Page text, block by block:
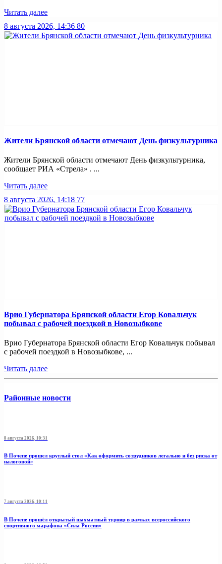
Читать далее
8 августа 2026, 14:36 80
Жители Брянской области отмечают День физкультурника
Жители Брянской области отмечают День физкультурника,
сообщает РИА «Стрела» . ...
Читать далее
8 августа 2026, 14:18 77
Врио Губернатора Брянской области Егор Ковальчук
побывал с рабочей поездкой в Новозыбкове
Врио Губернатора Брянской области Егор Ковальчук побывал
с рабочей поездкой в Новозыбкове, ...
Читать далее
Районные новости
8 августа 2026, 10:31
В Почепе прошел круглый стол «Как оформить сотрудников легально и без риска от
налоговой»
7 августа 2026, 10:11
В Почепе прошёл открытый шахматный турнир в рамках всероссийского
спортивного марафона «Сила России»